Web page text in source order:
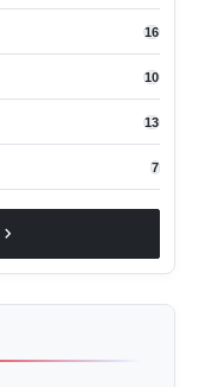
16
10
13
7
chevron_right